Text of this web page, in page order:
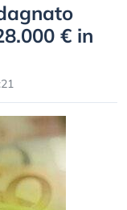
€ in